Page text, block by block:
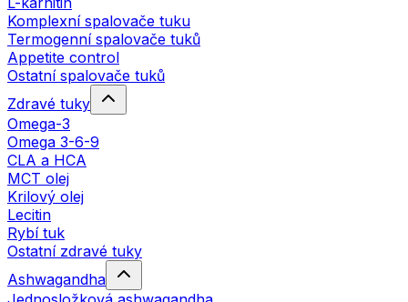
Komplexní spalovače tuku
Termogenní spalovače tuků
Appetite control
Ostatní spalovače tuků
Zdravé tuky
Omega-3
Omega 3-6-9
CLA a HCA
MCT olej
Krilový olej
Lecitin
Rybí tuk
Ostatní zdravé tuky
Ashwagandha